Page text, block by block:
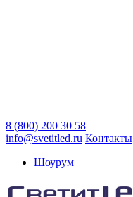
8 (800) 200 30 58
info@svetitled.ru Контакты
Шоурум